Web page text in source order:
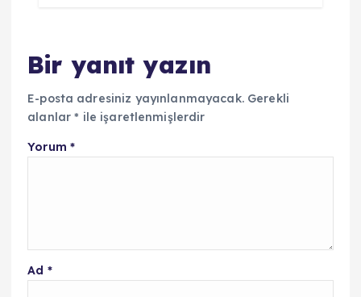
Bir yanıt yazın
E-posta adresiniz yayınlanmayacak. Gerekli
alanlar* ile işaretlenmişlerdir
Yorum *
Ad *